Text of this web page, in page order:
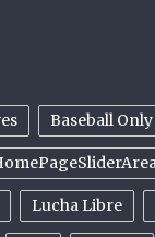
Baseball Only
Lucha Libre